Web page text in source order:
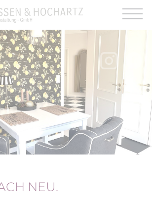
Rabatte.
Firmennews.
bleiben.
NEU.